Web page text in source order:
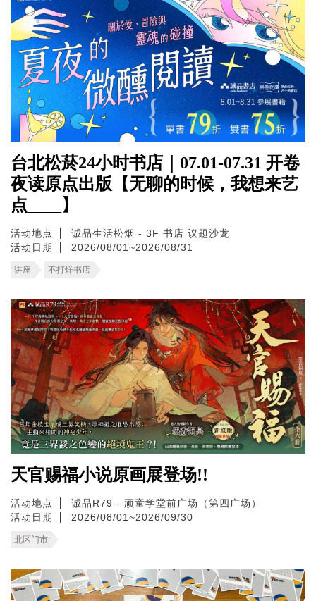
台北松菸24小时书店｜07.01-07.31 开卷
夜读原点出版【无聊的时候，我想来艺
点____】
活动地点
诚品生活松烟 - 3F 书店 议题沙龙
活动日期
2026/08/01~2026/08/31
讲座 不打烊书店
天官赐福小说原画展登场!!
活动地点
诚品R79 - 顽童学堂前广场（第四广场）
活动日期
2026/08/01~2026/09/30
北区门市